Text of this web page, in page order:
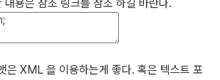
내용은 참조 링크를 참조 하길 바란다.
은 XML 을 이용하는게 좋다. 혹은 텍스트 포